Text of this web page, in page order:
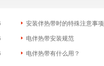
安装伴热带时的特殊注意事项
电伴热带安装规范
电伴热带有什么用？